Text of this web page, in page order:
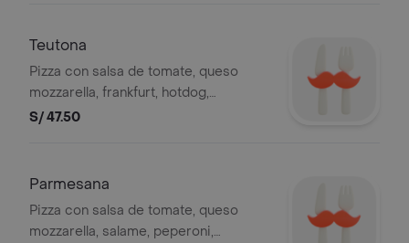
Teutona
Pizza con salsa de tomate, queso
mozzarella, frankfurt, hotdog,
aceitunas y pimiento, 8 slices.
S/ 47.50
Parmesana
Pizza con salsa de tomate, queso
mozzarella, salame, peperoni,